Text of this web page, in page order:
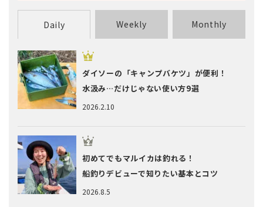
Daily Weekly Monthly
2026.2.10
ダイソーの「キャンプバケツ」が便利！
水汲み…だけじゃない使い方9選
2026.8.5
初めてでもマルイカは釣れる！
船釣りデビューで知りたい基本とコツ